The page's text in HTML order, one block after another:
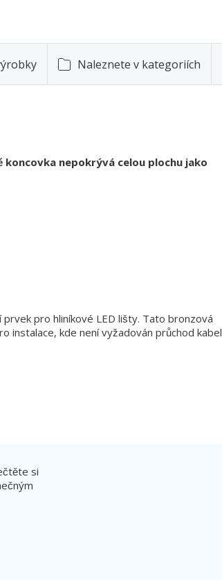
Naleznete v kategoriích
koncovka nepokrývá celou plochu jako
pro hliníkové LED lišty. Tato bronzová
instalace, kde není vyžadován průchod
si